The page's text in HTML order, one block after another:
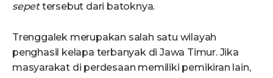
sepettersebut dari batoknya.
Trenggalek merupakan salah satu wilayah
penghasil kelapa terbanyak di Jawa Timur. Jika
masyarakat di perdesaan memiliki pemikiran lain,